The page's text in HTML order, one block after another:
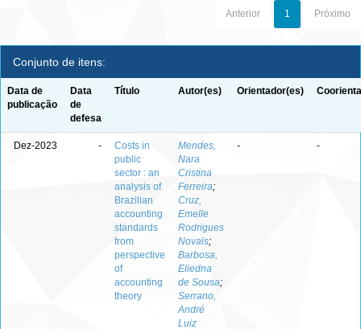
Anterior 1 Próximo
Conjunto de itens:
Data de
publicação
Data
de
defesa
Título Autor(es) Orientador(es)
Dez-2023 -
Costs in
public
sector : an
analysis of
Brazilian
accounting
standards
from
perspective
of
accounting
theory
Mendes,
Nara
Cristina
Ferreira;
Cruz,
Emelle
Rodrigues
Novais;
Barbosa,
Eliedna
de Sousa;
Serrano,
André
Luiz
- -